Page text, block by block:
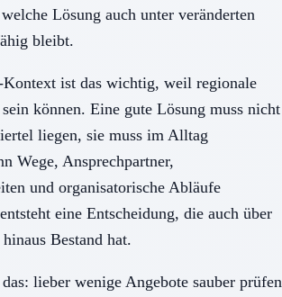
Lösung auch unter veränderten
bleibt.
Kontext ist das wichtig, weil regionale
können. Eine gute Lösung muss nicht
liegen, sie muss im Alltag
Wege, Ansprechpartner,
und organisatorische Abläufe
eine Entscheidung, die auch über
Bestand hat.
lieber wenige Angebote sauber prüfen